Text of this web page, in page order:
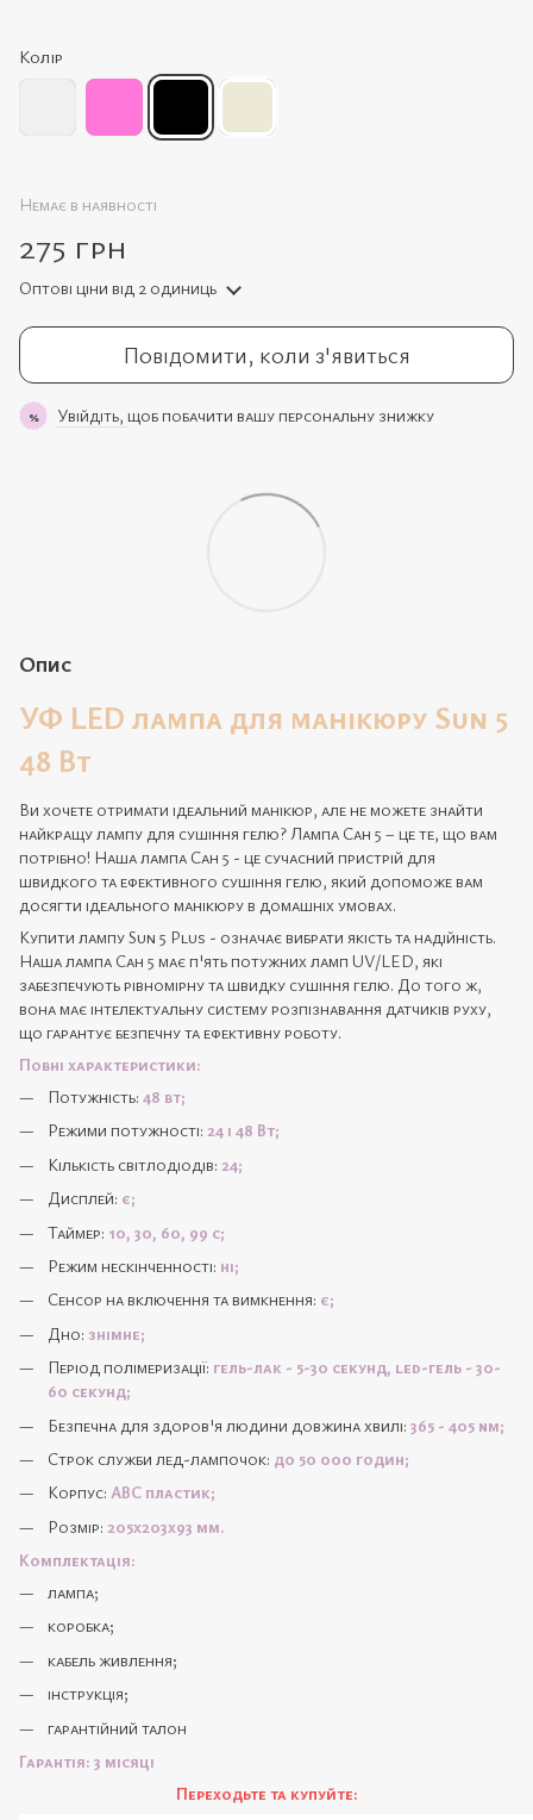
Колір
Немає в наявності
275 грн
Оптові ціни від 2 одиниць
Повідомити, коли з'явиться
% Увійдіть, щоб побачити вашу персональну знижку
Опис
УФ LED лампа для манікюру Sun 5
48 Вт
Ви хочете отримати ідеальний манікюр, але не можете знайти
найкращу лампу для сушіння гелю? Лампа Сан 5 – це те, що вам
потрібно! Наша лампа Сан 5 - це сучасний пристрій для
швидкого та ефективного сушіння гелю, який допоможе вам
досягти ідеального манікюру в домашніх умовах.
Купити лампу Sun 5 Plus - означає вибрати якість та надійність.
Наша лампа Сан 5 має п'ять потужних ламп UV/LED, які
забезпечують рівномірну та швидку сушіння гелю. До того ж,
вона має інтелектуальну систему розпізнавання датчиків руху,
що гарантує безпечну та ефективну роботу.
Повні характеристики:
Потужність: 48 вт;
Режими потужності: 24 і 48 Вт;
Кількість світлодіодів: 24;
Дисплей: є;
Таймер: 10, 30, 60, 99 с;
Режим нескінченності: ні;
Cенсор на включення та вимкнення: є;
Дно: знімне;
Період полімеризації: гель-лак - 5-30 секунд, led-гель - 30-
60 секунд;
Безпечна для здоров'я людини довжина хвилі: 365 - 405 nm;
Строк служби лед-лампочок: до 50 000 годин;
Корпус: АВС пластик;
Розмір: 205х203х93 мм.
Комплектація:
лампа;
коробка;
кабель живлення;
інструкція;
гарантійний талон
Гарантія: 3 місяці
Переходьте та купуйте: